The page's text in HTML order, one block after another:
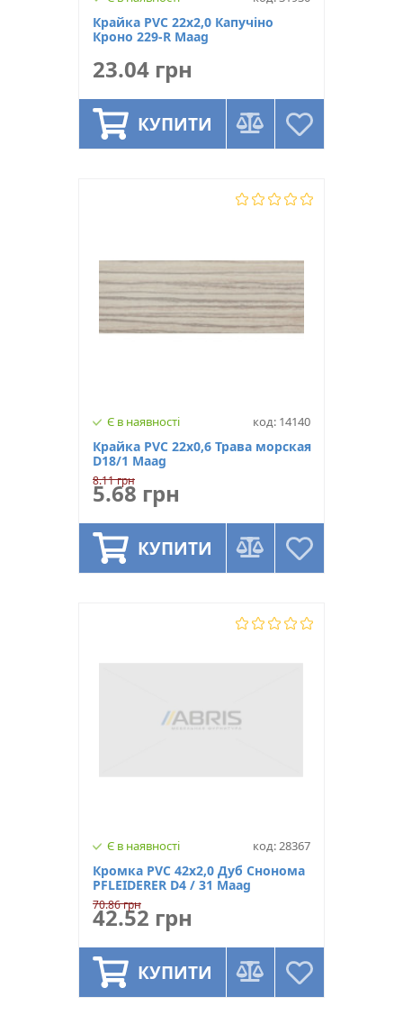
Крайка PVC 22х2,0 Капучіно
Кроно 229-R Maag
23.04 грн
КУПИТИ
Є в наявності код: 14140
Крайка PVC 22х0,6 Трава морская
D18/1 Maag
8.11 грн
5.68 грн
КУПИТИ
Є в наявності код: 28367
Кромка PVC 42х2,0 Дуб Снонома
PFLEIDERER D4 / 31 Maag
70.86 грн
42.52 грн
КУПИТИ